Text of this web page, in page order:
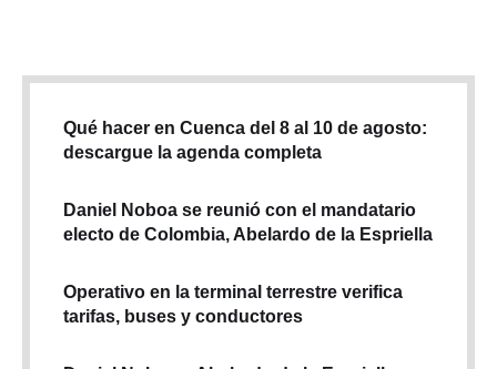
Qué hacer en Cuenca del 8 al 10 de agosto:
descargue la agenda completa
Daniel Noboa se reunió con el mandatario
electo de Colombia, Abelardo de la Espriella
Operativo en la terminal terrestre verifica
tarifas, buses y conductores